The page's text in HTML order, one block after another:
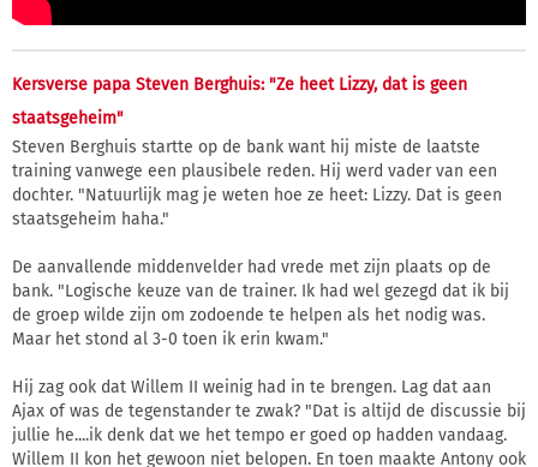
Kersverse papa Steven Berghuis: "Ze heet Lizzy, dat is geen
staatsgeheim"
Steven Berghuis startte op de bank want hij miste de laatste
training vanwege een plausibele reden. Hij werd vader van een
dochter. "Natuurlijk mag je weten hoe ze heet: Lizzy. Dat is geen
staatsgeheim haha."
De aanvallende middenvelder had vrede met zijn plaats op de
bank. "Logische keuze van de trainer. Ik had wel gezegd dat ik bij
de groep wilde zijn om zodoende te helpen als het nodig was.
Maar het stond al 3-0 toen ik erin kwam."
Hij zag ook dat Willem II weinig had in te brengen. Lag dat aan
Ajax of was de tegenstander te zwak? "Dat is altijd de discussie bij
jullie he....ik denk dat we het tempo er goed op hadden vandaag.
Willem II kon het gewoon niet belopen. En toen maakte Antony ook